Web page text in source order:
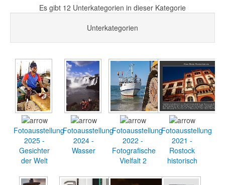
Es gibt 12 Unterkategorien in dieser Kategorie
Unterkategorien
Fotoausstellung
2025 -
Gesichter
der Welt
Fotoausstellung
2024 -
Wasser
Fotoausstellung
2022 -
Fotografische
Vielfalt 2
Fotoausstellung
2021 -
Rostock
historisch